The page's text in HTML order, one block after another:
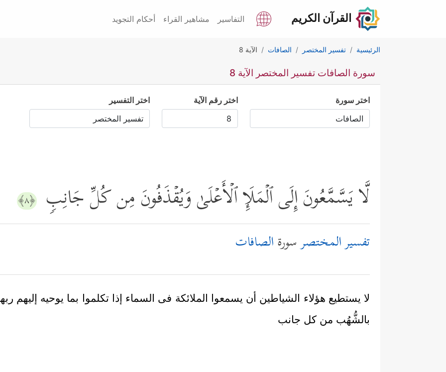
القرآن الكريم التفاسير مشاهير القراء أحكام التجويد
الرئيسية تفسير المختصر الصافات الآية 8
سورة الصافات تفسير المختصر الآية 8
اختر سورة اختر رقم الآية اختر التفسير
لَّا یَسَّمَّعُونَ إِلَى ٱلۡمَلَإِ ٱلۡأَعۡلَىٰ وَیُقۡذَفُونَ مِن كُلِّ جَانِبࣲ ﴿٨﴾
تفسير المختصرسورةالصافات
لا يستطيع هؤلاء الشياطين أن يسمعوا الملائكة فى السماء إذا تكلموا بما يوحيه
بالشُّهُب من كل جانب